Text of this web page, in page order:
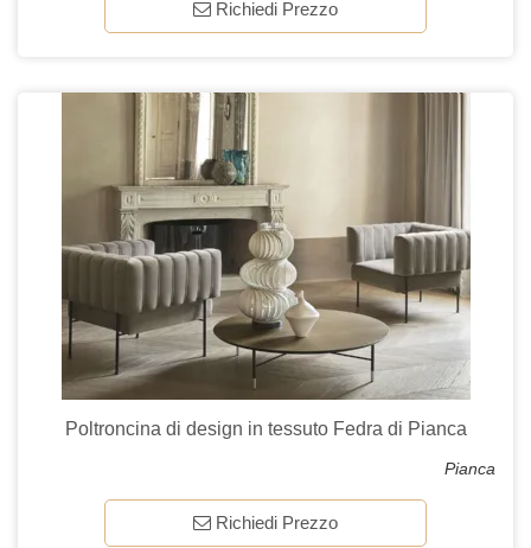
Richiedi Prezzo
Poltroncina di design in tessuto Fedra di Pianca
Pianca
Richiedi Prezzo